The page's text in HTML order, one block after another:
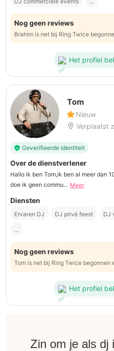
Nog geen reviews
Brahim is net bij Ring Twice
Het profiel
Tom
Nieuw
Verplaatst
Geverifieerde identiteit
Over de dienstverlener
Hallo ik ben Tom,ik ben al meer dan
doe ik geen commu... Meer
Diensten
Ervaren DJ DJ privé feest DJ
...
Nog geen reviews
Tom is net bij Ring Twice begonnen
Het profiel
Zin om je als dj